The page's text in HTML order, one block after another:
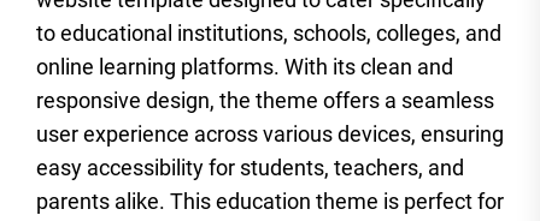
to educational institutions, schools, colleges, and
online learning platforms. With its clean and
responsive design, the theme offers a seamless
user experience across various devices, ensuring
easy accessibility for students, teachers, and
parents alike. This education theme is perfect for